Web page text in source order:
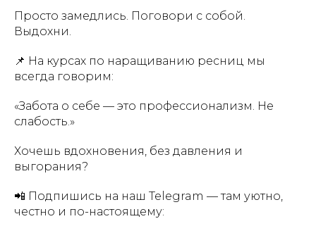
Просто замедлись. Поговори с собой.
Выдохни.
📌 На курсах по наращиванию ресниц мы
всегда говорим:
«Забота о себе — это профессионализм. Не
слабость.»
Хочешь вдохновения, без давления и
выгорания?
📲 Подпишись на наш Telegram — там уютно,
честно и по-настоящему: